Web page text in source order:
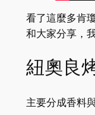
看了這麼多肯
和大家分享，
紐奧良
主要分成香料